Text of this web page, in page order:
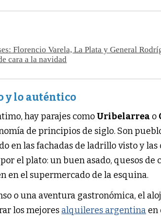
Florencio Varela, La Plata y General
cara a la navidad
y lo auténtico
hay parajes comoUribelarrea o
de principios de siglo. Son
en las fachadas de ladrillo visto y las
el plato: un buen asado, quesos de
en el supermercado de la esquina.
o una aventura gastronómica, el
los mejores alquileres argentina en